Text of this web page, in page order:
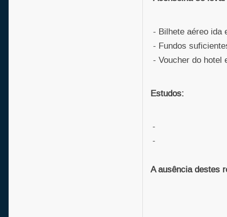
- Bilhete aéreo ida
- Fundos
- Voucher do hotel
Estudos:
-
-
A ausência destes